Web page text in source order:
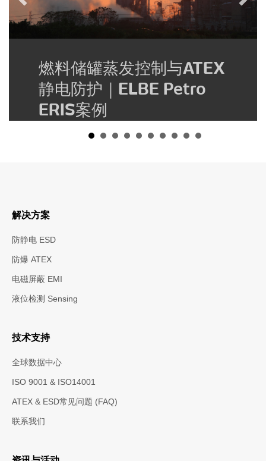
燃料储罐蒸发控制与ATEX
静电防护｜ELBE Petro
ERIS案例
解决方案
防静电 ESD
防爆 ATEX
电磁屏蔽 EMI
液位检测 Sensing
技术支持
全球数据中心
ISO 9001 & ISO14001
ATEX & ESD常见问题 (FAQ)
联系我们